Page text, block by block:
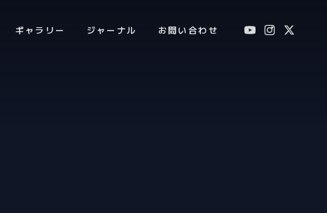
ギャラリー ジャーナル お問い合わせ